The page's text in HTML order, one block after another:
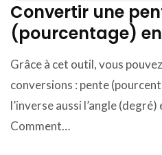
Convertir une
(pourcentage)
Grâce à cet outil, vous
conversions : pente
l’inverse aussi l’angle
Comment…